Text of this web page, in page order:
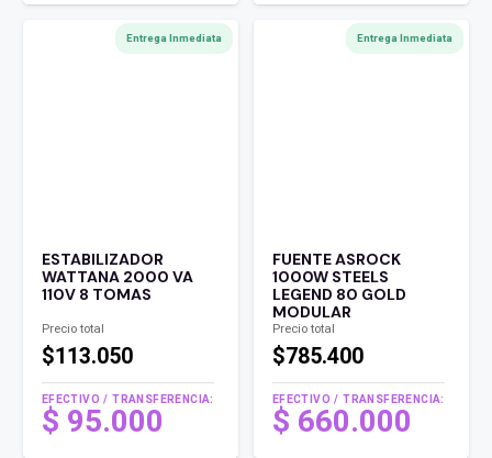
Entrega Inmediata
ESTABILIZADOR
WATTANA 2000 VA
110V 8 TOMAS
Precio total
$113.050
EFECTIVO / TRANSFERENCIA:
$ 95.000
Entrega Inmediata
FUENTE ASROCK
1000W STEELS
LEGEND 80 GOLD
MODULAR
Precio total
$785.400
EFECTIVO / TRANSFERENCIA:
$ 660.000